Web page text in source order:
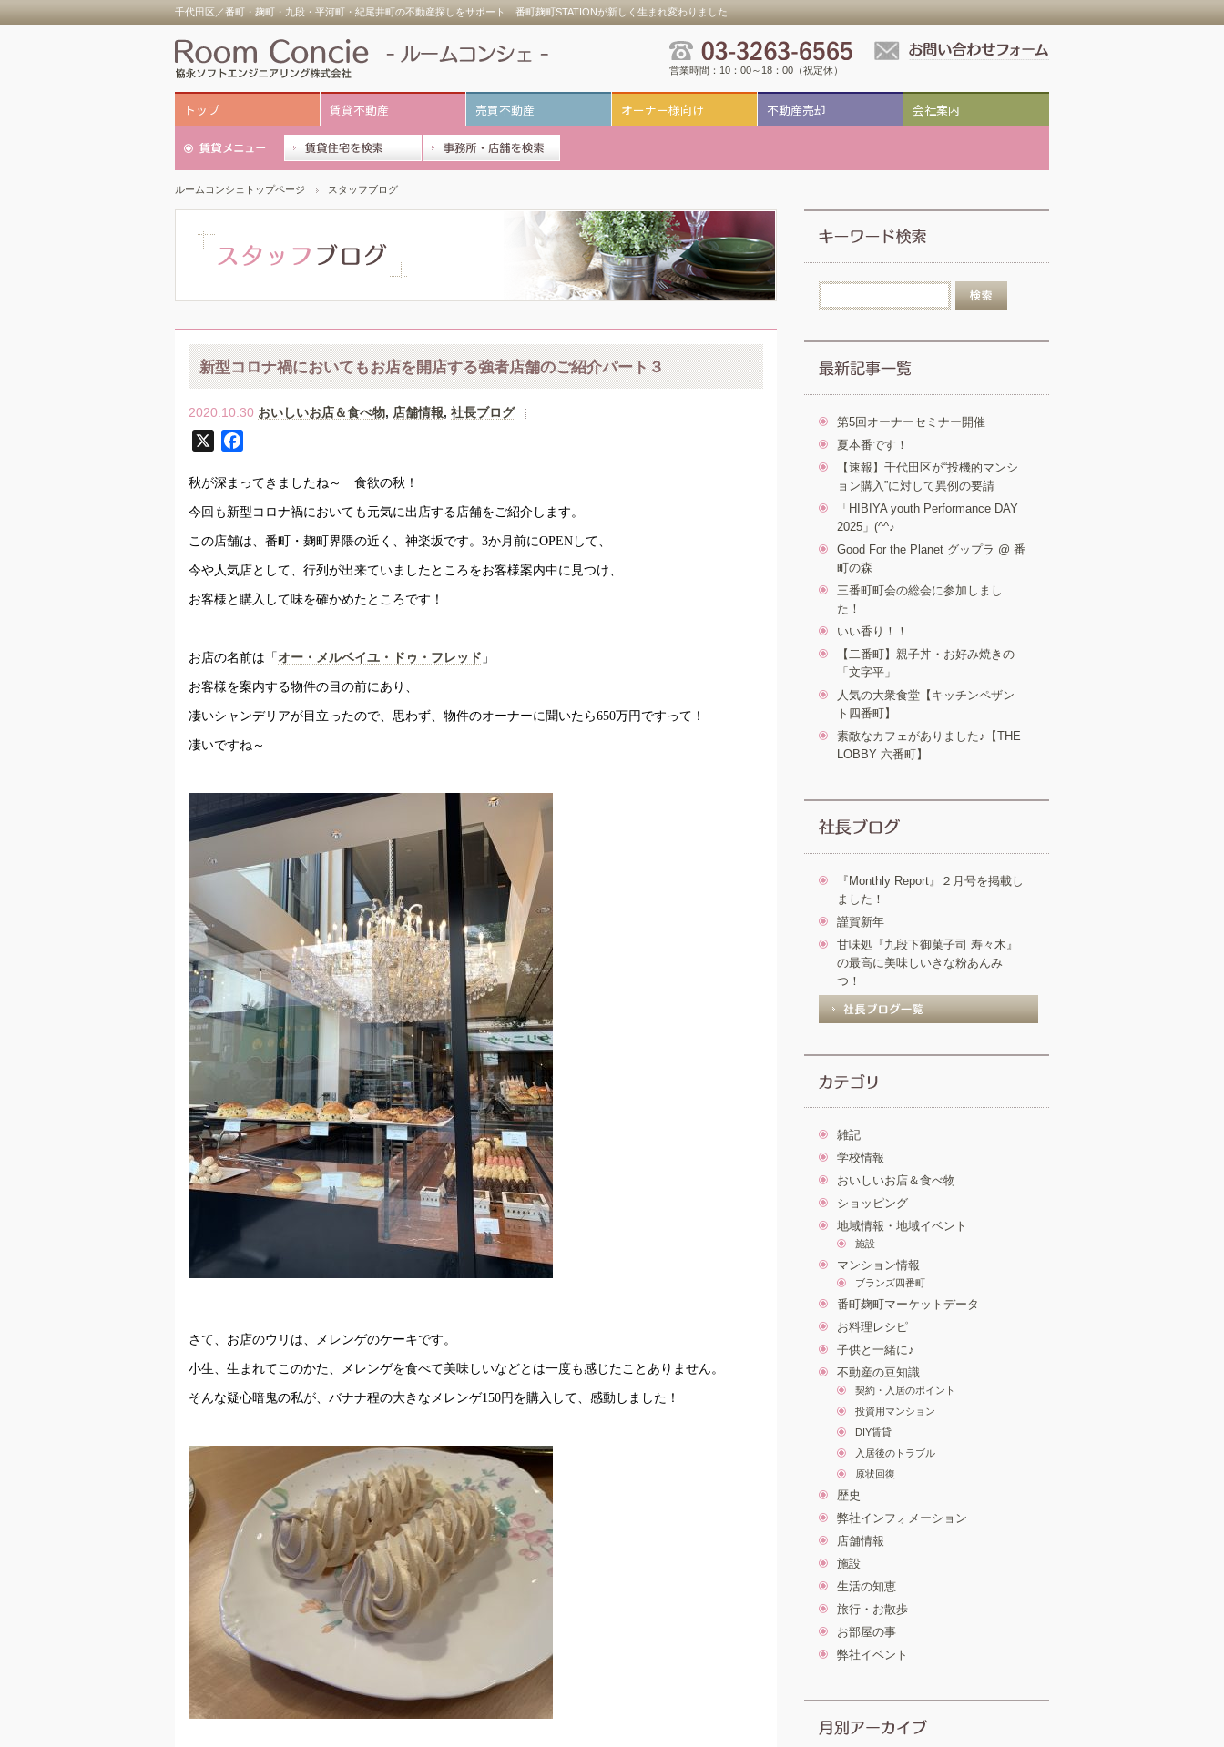
千代田区／番町・麹町・九段・平河町・紀尾井町の不動産探しをサポート 番町麹町STATIONが新しく生まれ変わりました
営業時間：10：00～18：00（祝定休）
トップ 賃貸不動産 売買不動産 オーナー様向け 不動産売却 会社案内
ルームコンシェトップページ スタッフブログ
新型コロナ禍においてもお店を開店する強者店舗のご紹介パート３
2020.10.30 おいしいお店＆食べ物, 店舗情報, 社長ブログ
c
e
o
o
k
秋が深まってきましたね～ 食欲の秋！
今回も新型コロナ禍においても元気に出店する店舗をご紹介します。
この店舗は、番町・麹町界隈の近く、神楽坂です。 3か月前にOPENして、
今や人気店として、行列が出来ていましたところをお客様案内中に見つけ、
お客様と購入して味を確かめたところです！
お店の名前は「オー・メルベイユ・ドゥ・フレッド 」
お客様を案内する物件の目の前にあり、
凄いシャンデリアが目立ったので、思わず、物件のオーナーに聞いたら650万円ですって！
凄いですね～
さて、お店のウリは、メレンゲのケーキです。
小生、生まれてこのかた、メレンゲを食べて美味しいなどとは一度も感じたことありません。
そんな疑心暗鬼の私が、バナナ程の大きなメレンゲ150円を購入して、感動しました！
第5回オーナーセミナー開催
夏本番です！
【速報】千代田区が“投機的マンシ
ョン購入”に対して異例の要請
「HIBIYA youth Performance DAY
2025」(^^♪
Good For the Planet グップラ @ 番
町の森
三番町町会の総会に参加しまし
た！
いい香り！！
【二番町】親子丼・お好み焼きの
「文字平」
人気の大衆食堂【キッチンペザン
ト四番町】
素敵なカフェがありました♪【THE
LOBBY 六番町】
『Monthly Report』２月号を掲載し
ました！
謹賀新年
甘味処『九段下御菓子司 寿々木』
の最高に美味しいきな粉あんみ
つ！
雑記
学校情報
おいしいお店＆食べ物
ショッピング
地域情報・地域イベント
施設
マンション情報
ブランズ四番町
番町麹町マーケットデータ
お料理レシピ
子供と一緒に♪
不動産の豆知識
契約・入居のポイント
投資用マンション
DIY賃貸
入居後のトラブル
原状回復
歴史
弊社インフォメーション
店舗情報
施設
生活の知恵
旅行・お散歩
お部屋の事
弊社イベント